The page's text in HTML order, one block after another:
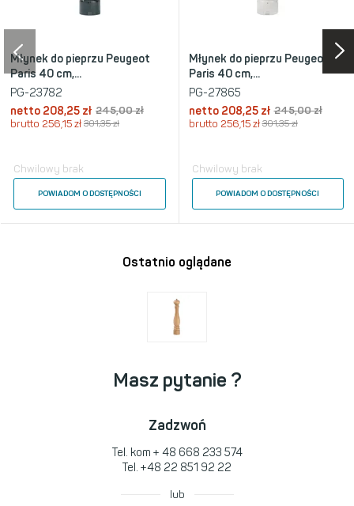
Młynek do pieprzu Peugeot
Paris 40 cm,...
PG-23782
netto 208,25 zł 245,00 zł
brutto 256,15 zł 301,35 zł
Chwilowy brak
POWIADOM O DOSTĘPNOŚCI
Młynek do pieprzu Peugeot
Paris 40 cm,...
PG-27865
netto 208,25 zł 245,00 zł
brutto 256,15 zł 301,35 zł
Chwilowy brak
POWIADOM O DOSTĘPNOŚCI
Ostatnio oglądane
Masz pytanie ?
Zadzwoń
Tel. kom + 48 668 233 574
Tel. +48 22 851 92 22
lub